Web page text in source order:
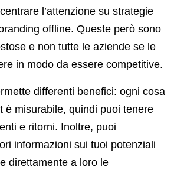
l’attenzione su strategie
offline. Queste però sono
e non tutte le aziende se le
in modo da essere competitive.
differenti benefici: ogni cosa
è misurabile, quindi puoi tenere
e ritorni. Inoltre, puoi
informazioni sui tuoi potenziali
direttamente a loro le